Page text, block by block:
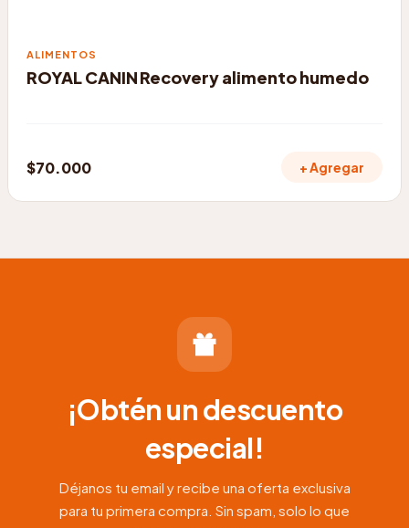
ALIMENTOS
ROYAL CANIN Recovery alimento humedo
$70.000 + Agregar
¡Obtén un descuento
especial!
Déjanos tu email y recibe una oferta exclusiva
para tu primera compra. Sin spam, solo lo que